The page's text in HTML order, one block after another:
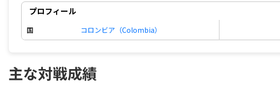
プロフィール
国 コロンビア（Colombia）
主な対戦成績